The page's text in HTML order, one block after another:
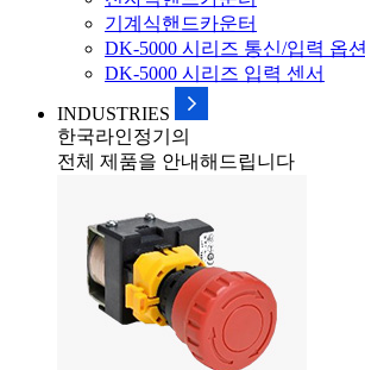
기계식핸드카운터
DK-5000 시리즈 통신/입력 옵션
DK-5000 시리즈 입력 센서
INDUSTRIES
한국라인정기의
전체 제품을 안내해드립니다